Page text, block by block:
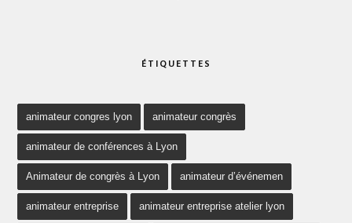
ÉTIQUETTES
animateur congres lyon animateur congrès
animateur de conférences à Lyon
Animateur de congrès à Lyon animateur d’événemen
animateur entreprise animateur entreprise atelier lyon